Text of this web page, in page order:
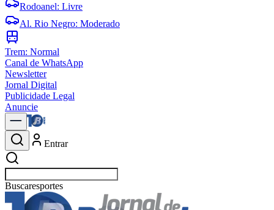
Rodoanel: Livre
Al. Rio Negro: Moderado
Trem: Normal
Canal de WhatsApp
Newsletter
Jornal Digital
Publicidade Legal
Anuncie
Entrar
Buscarpolítica